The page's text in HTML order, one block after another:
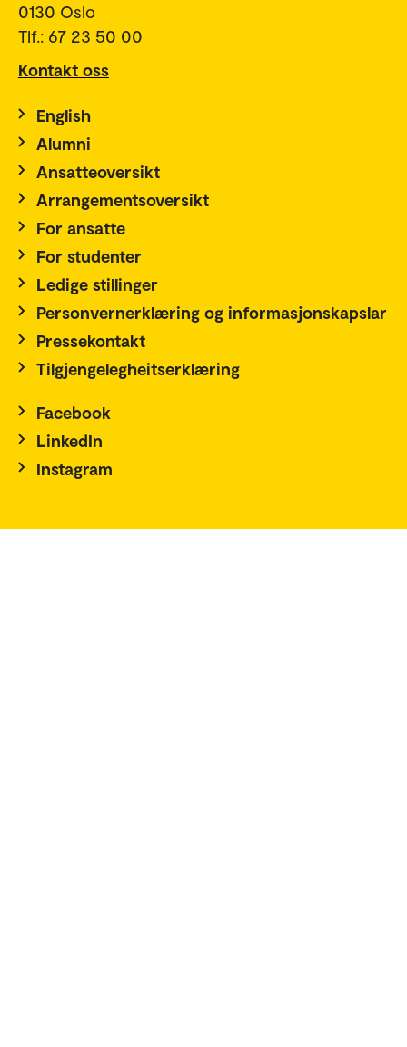
0130 Oslo
Tlf.: 67 23 50 00
Kontakt oss
English
Alumni
Ansatteoversikt
Arrangementsoversikt
For ansatte
For studenter
Ledige stillinger
Personvernerklæring og informasjonskapslar
Pressekontakt
Tilgjengelegheitserklæring
Facebook
LinkedIn
Instagram